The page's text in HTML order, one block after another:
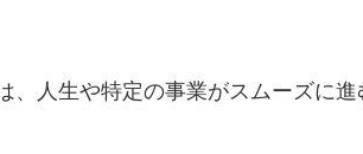
、人生や特定の事業がスムーズに